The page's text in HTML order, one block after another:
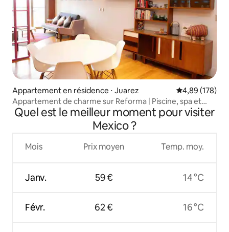
Appartement en résidence ⋅ Juarez Évaluation
4,89 (178)
Appartement de charme sur Reforma | Piscine, spa et
salle de sport
Quel est le meilleur moment pour visiter
Mexico ?
Mois
Janv.
Févr.
Prix moyen
59 €
62 €
Temp. moy.
14 °C
16 °C